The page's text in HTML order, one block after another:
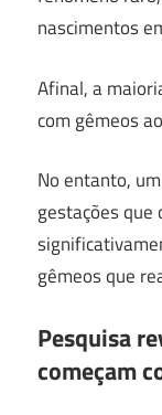
nascimentos
Afinal, a
com gêmeos
No entanto,
gestações que
gêmeos que
Pesquisa
começam